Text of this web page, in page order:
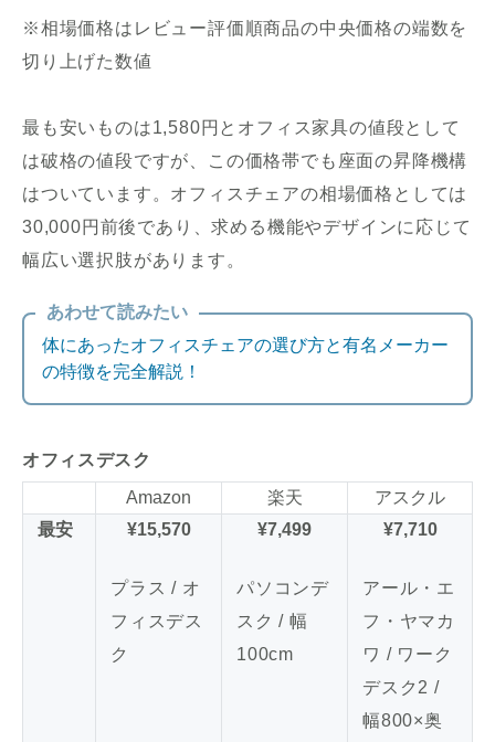
※相場価格はレビュー評価順商品の中央価格の端数を
切り上げた数値
最も安いものは1,580円とオフィス家具の値段として
は破格の値段ですが、この価格帯でも座面の昇降機構
はついています。オフィスチェアの相場価格としては
30,000円前後であり、求める機能やデザインに応じて
幅広い選択肢があります。
あわせて読みたい
体にあったオフィスチェアの選び方と有名メーカー
の特徴を完全解説！
オフィスデスク
Amazon
楽天
アスクル
最安
¥15,570
プラス / オ
フィスデス
ク
¥7,499
パソコンデ
スク / 幅
100cm
¥7,710
アール・エ
フ・ヤマカ
ワ / ワーク
デスク2 /
幅800×奥